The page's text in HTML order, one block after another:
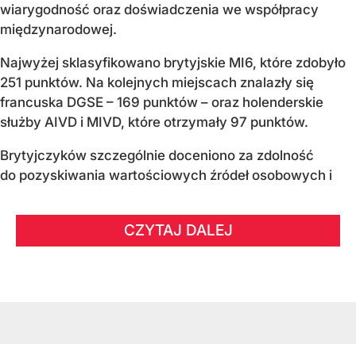
wiarygodność oraz doświadczenia we współpracy
międzynarodowej.
Najwyżej sklasyfikowano brytyjskie MI6, które zdobyło
251 punktów. Na kolejnych miejscach znalazły się
francuska DGSE – 169 punktów – oraz holenderskie
służby AIVD i MIVD, które otrzymały 97 punktów.
Brytyjczyków szczególnie doceniono za zdolność
do pozyskiwania wartościowych źródeł osobowych i
CZYTAJ DALEJ